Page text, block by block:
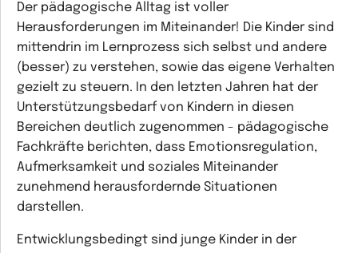
Der pädagogische Alltag ist voller
Herausforderungen im Miteinander! Die Kinder sind
mittendrin im Lernprozess sich selbst und andere
(besser) zu verstehen, sowie das eigene Verhalten
gezielt zu steuern. In den letzten Jahren hat der
Unterstützungsbedarf von Kindern in diesen
Bereichen deutlich zugenommen - pädagogische
Fachkräfte berichten, dass Emotionsregulation,
Aufmerksamkeit und soziales Miteinander
zunehmend herausfordernde Situationen
darstellen.
Entwicklungsbedingt sind junge Kinder in der